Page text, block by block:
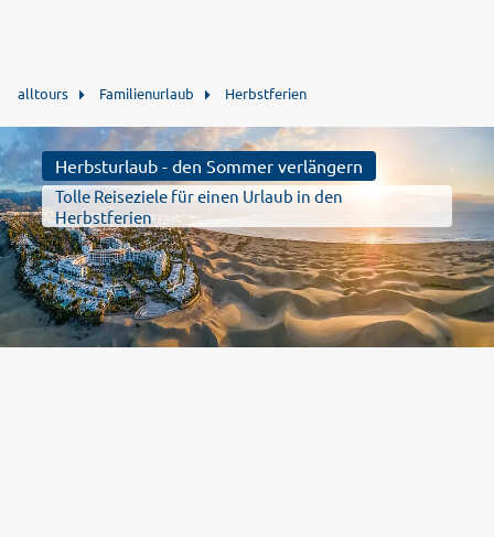
alltours Familienurlaub Herbstferien
Herbsturlaub - den Sommer verlängern
Tolle Reiseziele für einen Urlaub in den
Herbstferien